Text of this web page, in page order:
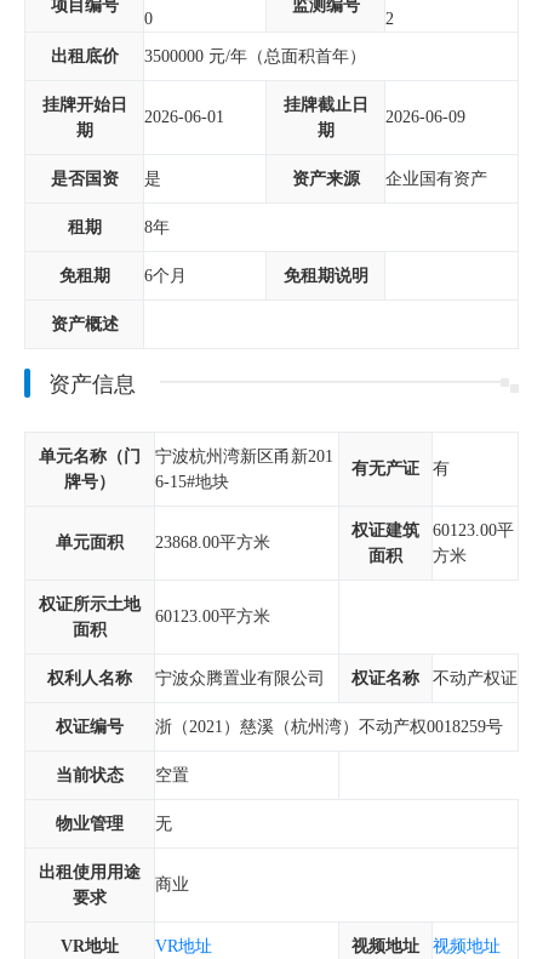
项目编号
0
监测编号
2
出租底价 3500000 元/年（总面积首年）
挂牌开始日
期
2026-06-01
挂牌截止日
期
2026-06-09
是否国资 是 资产来源 企业国有资产
租期 8年
免租期 6个月 免租期说明
资产概述
资产信息
单元名称（门
牌号）
宁波杭州湾新区甬新201
6-15#地块
有无产证 有
单元面积 23868.00平方米
权证建筑
面积
60123.00平
方米
权证所示土地
面积
60123.00平方米
权利人名称 宁波众腾置业有限公司 权证名称 不动产权证
权证编号 浙（2021）慈溪（杭州湾）不动产权0018259号
当前状态 空置
物业管理 无
出租使用用途
要求
商业
VR地址 VR地址 视频地址 视频地址